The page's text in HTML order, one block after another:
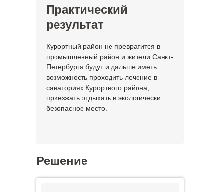
Практический
результат
Курортный район не превратится в
промышленный район и жители Санкт-
Петербурга будут и дальше иметь
возможность проходить лечение в
санаториях Курортного района,
приезжать отдыхать в экологически
безопасное место.
Решение